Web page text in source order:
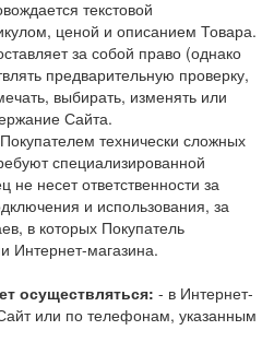
текстовой
ценой и описанием Товара.
за собой право (однако
предварительную проверку,
выбирать, изменять или
Сайта.
технически сложных
специализированной
не несет ответственности за
и использования, за
в которых Покупатель
Интернет-магазина.
осуществляться: - в Интернет-
или по телефонам, указанным